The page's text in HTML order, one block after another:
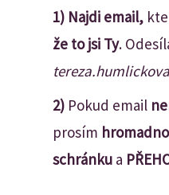
1) Najdi email,
že to jsi Ty.
2) Pokud email
prosím
schránku a